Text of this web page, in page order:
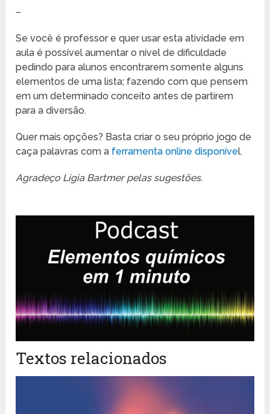
–
Se você é professor e quer usar esta atividade em
aula é possível aumentar o nível de dificuldade
pedindo para alunos encontrarem somente alguns
elementos de uma lista; fazendo com que pensem
em um determinado conceito antes de partirem
para a diversão.
Quer mais opções? Basta criar o seu próprio jogo de
caça palavras com a ferramenta online disponível.
Agradeço Lígia Bartmer pelas sugestões.
Textos relacionados